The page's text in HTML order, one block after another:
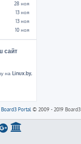
28 ноя
13 ноя
13 ноя
10 ноя
сайт
на Linux.by,
Board3 Portal © 2009 - 2019